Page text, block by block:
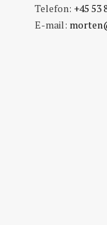
Telefon: +45 53
E-mail: